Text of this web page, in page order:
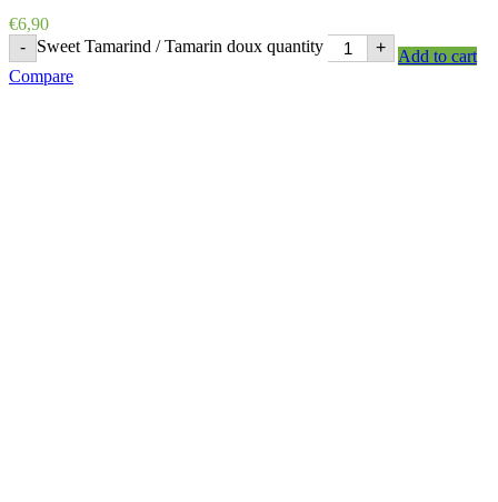
€6,90
-
Sweet Tamarind / Tamarin doux quantity +
Add to cart
Compare